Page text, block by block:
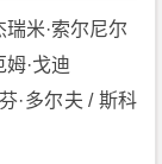
瑞米·索尔尼尔
·戈迪
·多尔夫 / 斯科